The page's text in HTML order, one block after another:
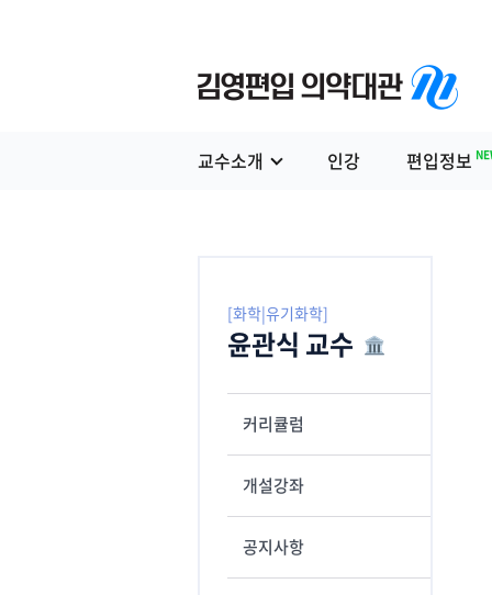
교수소개 인강 편입정보
[화학|유기화학]
윤관식 교수
커리큘럼
개설강좌
공지사항